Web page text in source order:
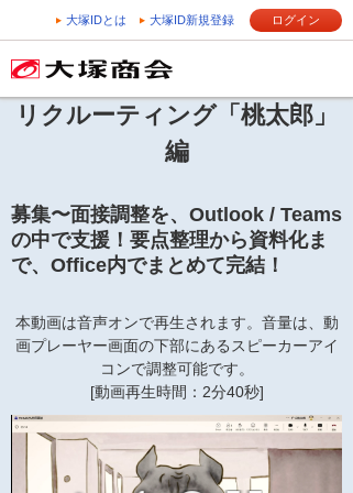
大塚IDとは 大塚ID新規登録 ログイン
リクルーティング「桃太郎」
編
募集〜面接調整を、Outlook / Teams
の中で支援！ 要点整理から資料化ま
で、Office内でまとめて完結！
本動画は音声オンで再生されます。音量は、動
画プレーヤー画面の下部にあるスピーカーアイ
コンで調整可能です。
[動画再生時間：2分40秒]